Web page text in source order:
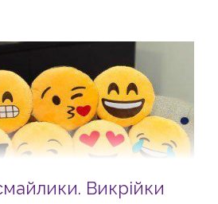
Викрійки